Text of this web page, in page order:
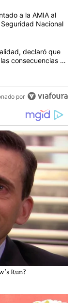
en los
al ideólogo
a la AMIA al
Nacional
Gorini, el juez del
declaró que
consecuencias de
por